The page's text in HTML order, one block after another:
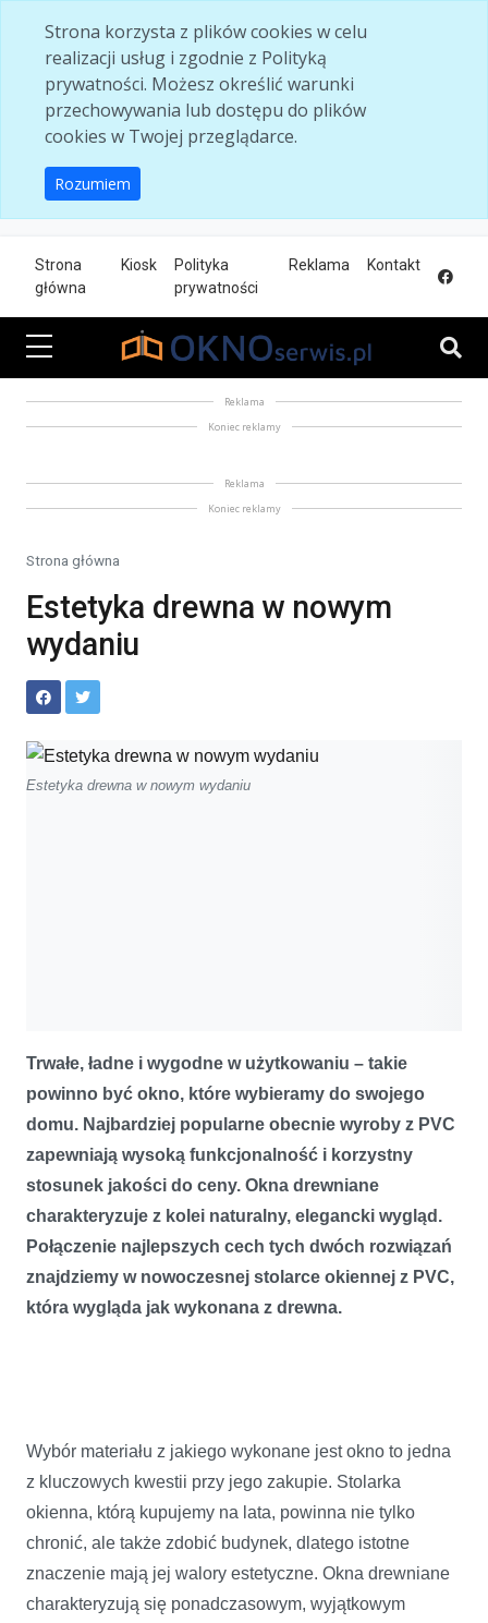
Strona korzysta z plików cookies w celu
realizacji usług i zgodnie z Polityką
prywatności. Możesz określić warunki
przechowywania lub dostępu do plików
cookies w Twojej przeglądarce.
Rozumiem
Strona
główna
Kiosk
Polityka
prywatności
Reklama Kontakt
Reklama
Koniec reklamy
Reklama
Koniec reklamy
Strona główna
Estetyka drewna w nowym
wydaniu
Estetyka drewna w nowym wydaniu
Trwałe, ładne i wygodne w użytkowaniu – takie
powinno być okno, które wybieramy do swojego
domu. Najbardziej popularne obecnie wyroby z PVC
zapewniają wysoką funkcjonalność i korzystny
stosunek jakości do ceny. Okna drewniane
charakteryzuje z kolei naturalny, elegancki wygląd.
Połączenie najlepszych cech tych dwóch rozwiązań
znajdziemy w nowoczesnej stolarce okiennej z PVC,
która wygląda jak wykonana z drewna.
Wybór materiału z jakiego wykonane jest okno to jedna
z kluczowych kwestii przy jego zakupie. Stolarka
okienna, którą kupujemy na lata, powinna nie tylko
chronić, ale także zdobić budynek, dlatego istotne
znaczenie mają jej walory estetyczne. Okna drewniane
charakteryzują się ponadczasowym, wyjątkowym